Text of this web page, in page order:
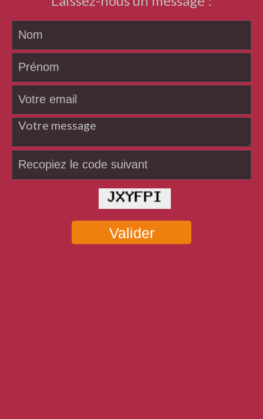
Valider